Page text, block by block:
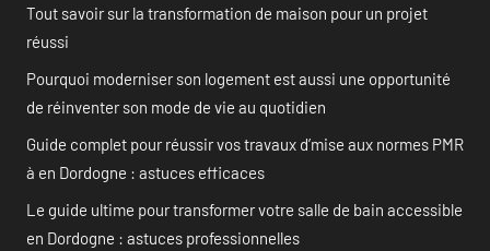
Tout savoir sur la transformation de maison pour un projet
réussi
Pourquoi moderniser son logement est aussi une opportunité
de réinventer son mode de vie au quotidien
Guide complet pour réussir vos travaux d’mise aux normes PMR
à en Dordogne : astuces efficaces
Le guide ultime pour transformer votre salle de bain accessible
en Dordogne : astuces professionnelles